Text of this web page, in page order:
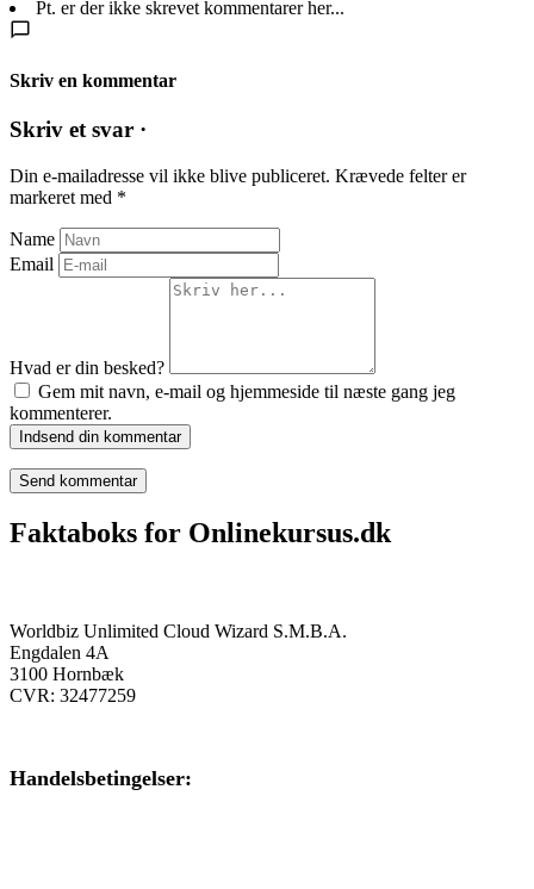
Pt. er der ikke skrevet kommentarer her...
Skriv en kommentar
Skriv et svar ·
Din e-mailadresse vil ikke blive publiceret. Krævede felter er
markeret med *
Name
Email
Hvad er din besked?
Gem mit navn, e-mail og hjemmeside til næste gang jeg
kommenterer.
Indsend din kommentar
Faktaboks for Onlinekursus.dk
Worldbiz Unlimited Cloud Wizard S.M.B.A.
Engdalen 4A
3100 Hornbæk
CVR: 32477259
Handelsbetingelser: